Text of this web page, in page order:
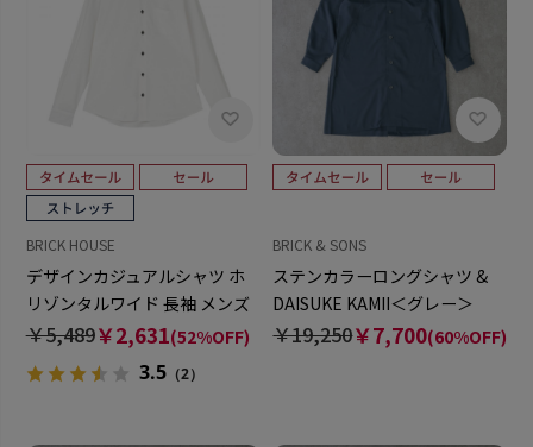
BRICK HOUSE
デザインカジュアルシャツ ホ
リゾンタルワイド 長袖 メンズ
￥5,489￥2,631(52%OFF)
3.5（2）
BRICK & SONS
ステンカラーロングシャツ &
DAISUKE KAMII＜グレー＞
￥19,250￥7,700(60%OFF)